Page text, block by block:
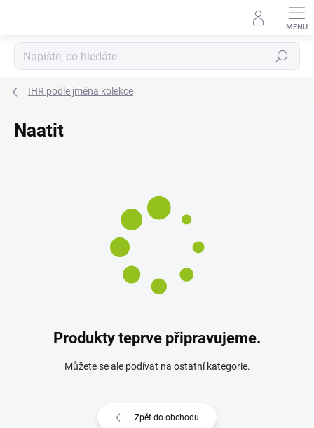
Hledat
IHR podle jména kolekce
Naatit
Produkty teprve připravujeme.
Můžete se ale podívat na ostatní kategorie.
Zpět do obchodu